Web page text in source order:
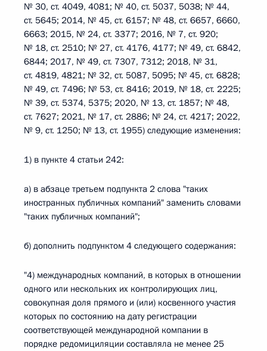
№ 30, ст. 4049, 4081; № 40, ст. 5037, 5038; № 44,
ст. 5645; 2014, № 45, ст. 6157; № 48, ст. 6657, 6660,
6663; 2015, № 24, ст. 3377; 2016, № 7, ст. 920;
№ 18, ст. 2510; № 27, ст. 4176, 4177; № 49, ст. 6842,
6844; 2017, № 49, ст. 7307, 7312; 2018, № 31,
ст. 4819, 4821; № 32, ст. 5087, 5095; № 45, ст. 6828;
№ 49, ст. 7496; № 53, ст. 8416; 2019, № 18, ст. 2225;
№ 39, ст. 5374, 5375; 2020, № 13, ст. 1857; № 48,
ст. 7627; 2021, № 17, ст. 2886; № 24, ст. 4217; 2022,
№ 9, ст. 1250; № 13, ст. 1955) следующие изменения:
1) в пункте 4 статьи 242:
а) в абзаце третьем подпункта 2 слова "таких
иностранных публичных компаний" заменить словами
"таких публичных компаний";
б) дополнить подпунктом 4 следующего содержания:
"4) международных компаний, в которых в отношении
одного или нескольких их контролирующих лиц,
совокупная доля прямого и (или) косвенного участия
которых по состоянию на дату регистрации
соответствующей международной компании в
порядке редомициляции составляла не менее 25